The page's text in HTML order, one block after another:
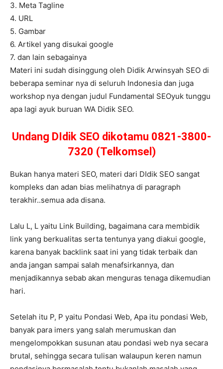
3. Meta Tagline
4. URL
5. Gambar
6. Artikel yang disukai google
7. dan lain sebagainya
Materi ini sudah disinggung oleh Didik Arwinsyah SEO di
beberapa seminar nya di seluruh Indonesia dan juga
workshop nya dengan judul Fundamental SEOyuk tunggu
apa lagi ayuk buruan WA Didik SEO.
Undang DIdik SEO dikotamu 0821-3800-
7320 (Telkomsel)
Bukan hanya materi SEO, materi dari DIdik SEO sangat
kompleks dan adan bias melihatnya di paragraph
terakhir..semua ada disana.
Lalu L, L yaitu Link Building, bagaimana cara membidik
link yang berkualitas serta tentunya yang diakui google,
karena banyak backlink saat ini yang tidak terbaik dan
anda jangan sampai salah menafsirkannya, dan
menjadikannya sebab akan menguras tenaga dikemudian
hari.
Setelah itu P, P yaitu Pondasi Web, Apa itu pondasi Web,
banyak para imers yang salah merumuskan dan
mengelompokkan susunan atau pondasi web nya secara
brutal, sehingga secara tulisan walaupun keren namun